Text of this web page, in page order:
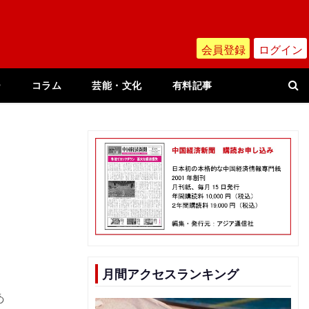
会員登録 ログイン
コラム 芸能・文化 有料記事
月間アクセスランキング